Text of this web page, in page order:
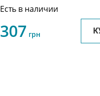
Есть в наличии
307 грн